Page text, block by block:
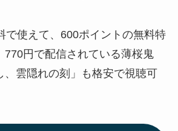
で使えて、600ポイントの無料特
770円で配信されている薄桜鬼
、雲隠れの刻」も格安で視聴可